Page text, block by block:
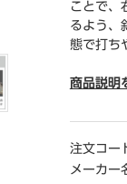
ことで、
るよう、
態で打ち
● カラ―
● 寸法／
● 桁数／
● 電源
商品説明
注文コー
メーカー